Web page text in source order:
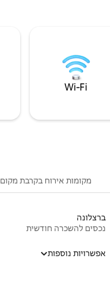
Wi‑Fi
מקומות אירוח בקרבת מקום
ברצלונה
נכסים להשכרה חודשית
אפשרויות נוספות